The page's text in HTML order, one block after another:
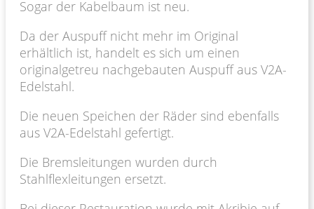
Sogar der Kabelbaum ist neu.
Da der Auspuff nicht mehr im Original
erhältlich ist, handelt es sich um einen
originalgetreu nachgebauten Auspuff aus V2A-
Edelstahl.
Die neuen Speichen der Räder sind ebenfalls
aus V2A-Edelstahl gefertigt.
Die Bremsleitungen wurden durch
Stahlflexleitungen ersetzt.